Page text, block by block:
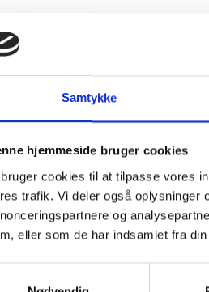
Samtykke
hjemmeside bruger cookies
cookies til at tilpasse vores
trafik. Vi deler også oplysninger
og
eller som de har indsamlet fra